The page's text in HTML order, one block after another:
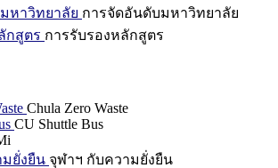
หาวิทยาลัย การจัดอันดับมหาวิทยาลัย
กสูตร การรับรองหลักสูตร
Chula Zero Waste
CU Shuttle Bus
ยั่งยืน จุฬาฯ กับความยั่งยืน